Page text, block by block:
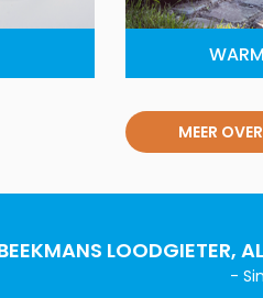
MEER
LOODGIETER,
-